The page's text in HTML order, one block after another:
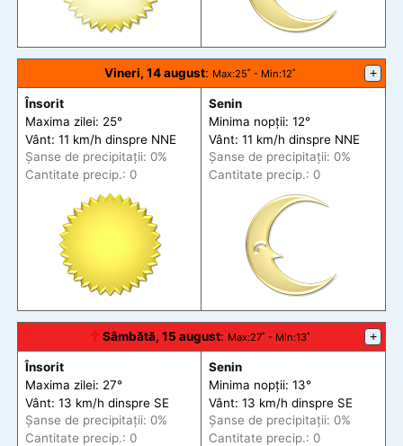
Vineri, 14 august: Max:25˚ - Min:12˚ +
Însorit
Maxima zilei: 25°
Vânt: 11 km/h dinspre NNE
Șanse de precipitații: 0%
Cantitate precip.: 0
Senin
Minima nopții: 12°
Vânt: 11 km/h dinspre NNE
Șanse de precipitații: 0%
Cantitate precip.: 0
🕆 Sâmbătă, 15 august: Max:27˚ - Min:13˚ +
Însorit
Maxima zilei: 27°
Vânt: 13 km/h dinspre SE
Șanse de precipitații: 0%
Cantitate precip.: 0
Senin
Minima nopții: 13°
Vânt: 13 km/h dinspre SE
Șanse de precipitații: 0%
Cantitate precip.: 0